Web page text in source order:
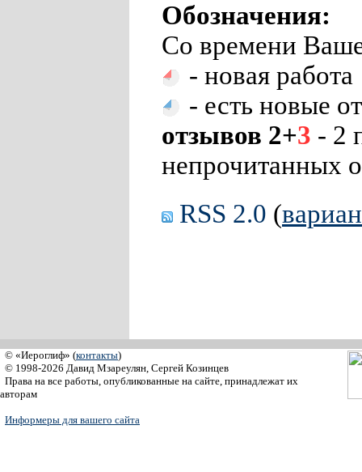
Обозначения:
Со времени
- новая работа
- есть новые
отзывов 2+3 - 2
непрочитанных
RSS 2.0 (
© «Иероглиф» (контакты)
© 1998-2026 Давид Мзареулян, Сергей Козинцев
Права на все работы, опубликованные на сайте, принадлежат их
авторам
Информеры для вашего сайта